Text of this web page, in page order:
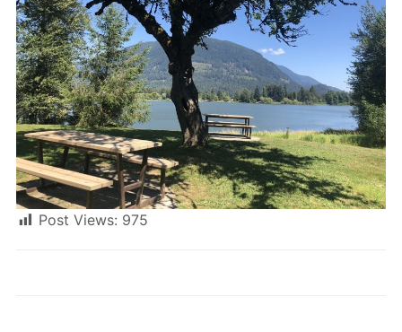
Post Views: 975